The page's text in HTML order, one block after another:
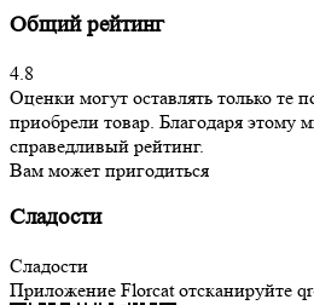
Общий рейтинг
4.8
Оценки могут оставлять только те
приобрели товар. Благодаря этому
справедливый рейтинг.
Вам может пригодиться
Сладости
Сладости
Приложение Florcat отсканируйте